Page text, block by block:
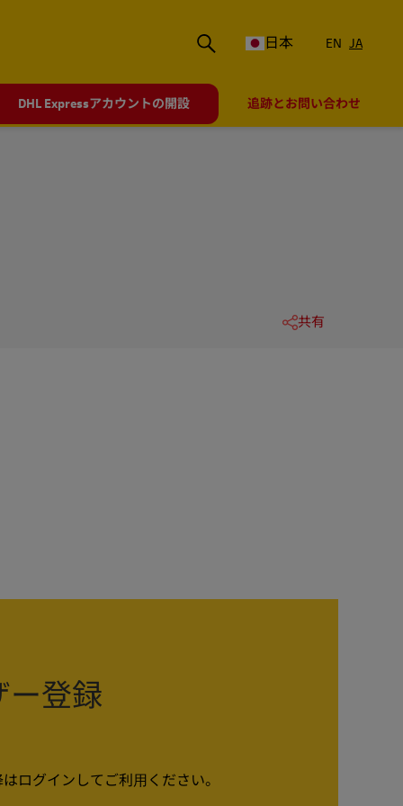
日本 EN JA
DHL Expressアカウントの開設 追跡とお問い合わせ
共有
ー登録
ログインしてご利⽤ください。